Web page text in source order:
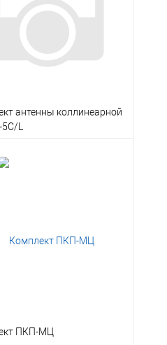
Под заказ
антенны коллинеарной
5C/L
ПКП-МЦ